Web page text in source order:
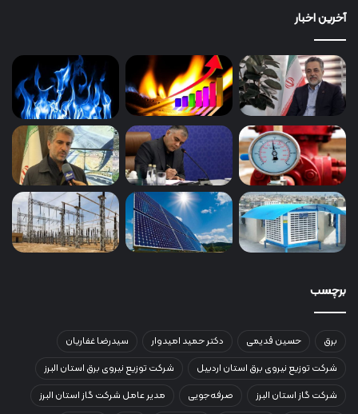
آخرین اخبار
برچسب
برق حسین قدیمی دکتر حمید امیدوار
سیدرضا غفاریان
شرکت توزیع نیروی برق استان اردبیل
شرکت توزیع نیروی برق استان البرز
شرکت گاز استان البرز
صرفه‌جویی
مدیر عامل شرکت گاز استان البرز